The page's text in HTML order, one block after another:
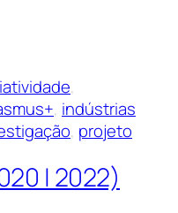
, indústrias
, projeto
| 2022)